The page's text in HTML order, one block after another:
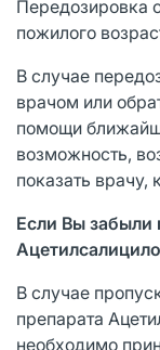
Передозировка
пожилого
В случае
врачом или
помощи
возможность,
показать врачу,
Если Вы забыли
В случае
препарата
необходимо